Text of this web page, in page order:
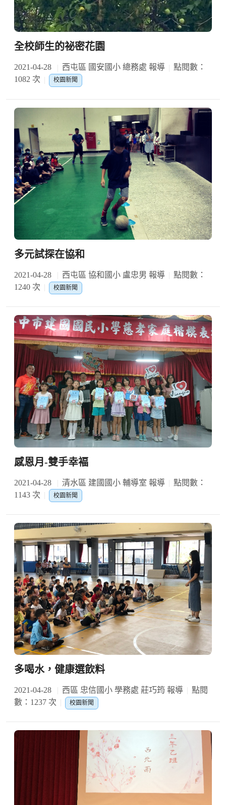
全校師生的祕密花園
2021-04-28 西屯區 國安國小 總務處 報導
點閱數：
1082 次
校園新聞
多元試探在協和
2021-04-28 西屯區 協和國小 盧忠男 報導
點閱數：
1240 次
校園新聞
感恩月-雙手幸褔
2021-04-28 清水區 建國國小 輔導室 報導
點閱數：
1143 次
校園新聞
多喝水，健康選飲料
2021-04-28 西區 忠信國小 學務處 莊巧筠 報導
點閱
數：1237 次
校園新聞